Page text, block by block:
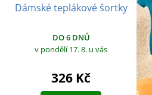
Dámské teplákové šortky
DO 6 DNŮ
v pondělí 17. 8. u vás
326 Kč